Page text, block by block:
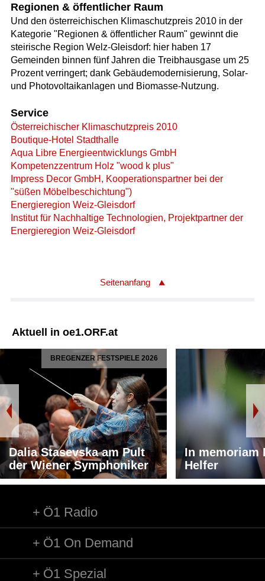
Regionen & öffentlicher Raum
Und den österreichischen Klimaschutzpreis 2010 in der
Kategorie "Regionen & öffentlicher Raum" gewinnt die
steirische Region Welz-Gleisdorf: hier haben 17
Gemeinden binnen fünf Jahren die Treibhausgase um 25
Prozent verringert; dank Gebäudemodernisierung, Solar-
und Photovoltaikanlagen und Biomasse-Nutzung.
Service
Österreichischer Klimaschutzpreis 2010
Boutique-Hotel Stadthalle
Aqua Libre Energieentwicklungs GmbH
Kompetenzzentrum Holz "wood k plus"
Impress Decor GmbH, Kooperationspartner bei der
"süßen Möbelbeschichtung")
Energieregion Weiz-Gleisdorf
Institut für Nachhaltige Technologien, Projektpartner der
Energieregion Weiz-Gleisdorf
Seitenanfang
Aktuell in oe1.ORF.at
BREGENZER FESTSPIELE 2026
Dalia Stasevska am Pult
der Wiener Symphoniker
In memoriam
Helfer
Ö1 Radio
Ö1 On Demand
Ö1 Spezial